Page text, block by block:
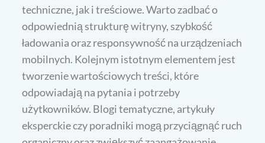
techniczne, jak i treściowe. Warto zadbać o
odpowiednią strukturę witryny, szybkość
ładowania oraz responsywność na urządzeniach
mobilnych. Kolejnym istotnym elementem jest
tworzenie wartościowych treści, które
odpowiadają na pytania i potrzeby
użytkowników. Blogi tematyczne, artykuły
eksperckie czy poradniki mogą przyciągnąć ruch